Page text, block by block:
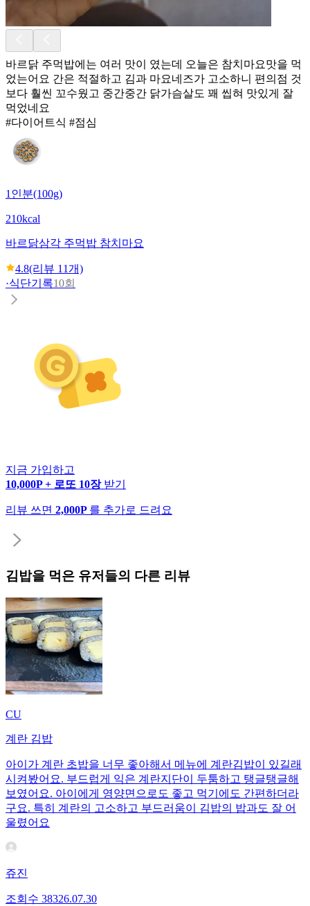
바르닭 주먹밥에는 여러 맛이 였는데 오늘은 참치마요맛을 먹
었는어요 간은 적절하고 김과 마요네즈가 고소하니 편의점 것
보다 훨씬 꼬수웠고 중간중간 닭가슴살도 꽤 씹혀 맛있게 잘
먹었네요
#다이어트식 #점심
1인분(100g)
210kcal
바르닭삼각 주먹밥 참치마요
4.8(리뷰 11개)
·식단기록10회
지금 가입하고
10,000P + 로또 10장 받기
리뷰 쓰면 2,000P 를 추가로 드려요
김밥을 먹은 유저들의 다른 리뷰
CU
계란 김밥
아이가 계란 초밥을 너무 좋아해서 메뉴에 계란김밥이 있길래
시켜봤어요. 부드럽게 익은 계란지단이 두툼하고 탱글탱글해
보였어요. 아이에게 영양면으로도 좋고 먹기에도 간편하더라
구요. 특히 계란의 고소하고 부드러움이 김밥의 밥과도 잘 어
울렸어요
쥬진
조회수 38326.07.30